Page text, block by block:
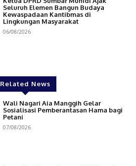
Seluruh Elemen Bangun Budaya
Kewaspadaan Kantibmas di
Lingkungan Masyarakat
06/08/2026
Related News
Wali Nagari Aia Manggih Gelar
Sosialisasi Pemberantasan Hama bagi
Petani
07/08/2026